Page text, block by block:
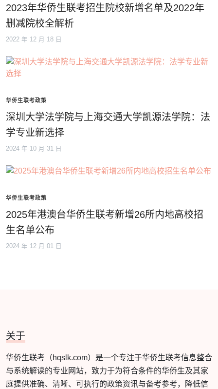
2023年华侨生联考招生院校新增名单及2022年
删减院校全解析
2022 年 12 月 18 日
华侨生联考政策
深圳大学法学院与上海交通大学凯源法学院：法
学专业新选择
2024 年 10 月 31 日
华侨生联考政策
2025年港澳台华侨生联考新增26所内地高校招
生名单公布
2024 年 12 月 01 日
关于
华侨生联考（hqslk.com）是一个专注于华侨生联考信息整合
与系统解读的专业网站，致力于为符合条件的华侨生及其家
庭提供准确、清晰、可执行的政策资讯与备考参考，降低信